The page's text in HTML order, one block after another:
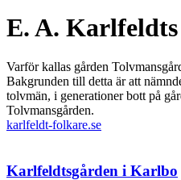
E. A.
Varför kallas gården
Bakgrunden till detta är att
tolvmän, i generationer bott på
Tolvmansgården.
karlfeldt-folkare.se
Karlfeldtsgården i Karlbo